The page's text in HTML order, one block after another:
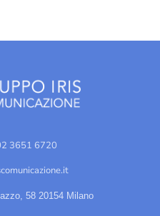
3651 6720
58 20154 Milano